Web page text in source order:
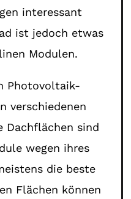
interessant
ist jedoch etwas
Modulen.
Photovoltaik-
verschiedenen
Dachflächen sind
wegen ihres
die beste
Flächen können